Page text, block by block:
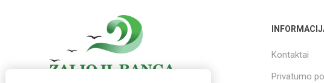
Kontaktai
Privatumo